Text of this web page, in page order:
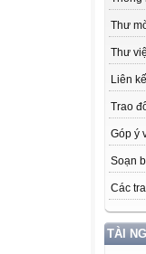
Thư
Thư
Liên
Trao
Góp ý
Soạn
Các
TÀI